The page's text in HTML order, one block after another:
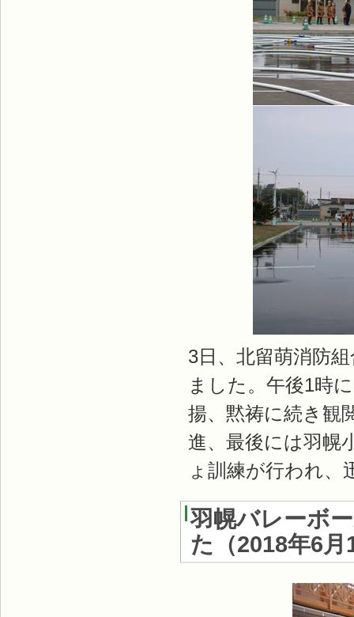
3日、北留萌消防
ました。午後1時
揚、黙祷に続き観
進、最後には羽幌
ょ訓練が行われ、
羽幌バレーボ
た （2018年6月